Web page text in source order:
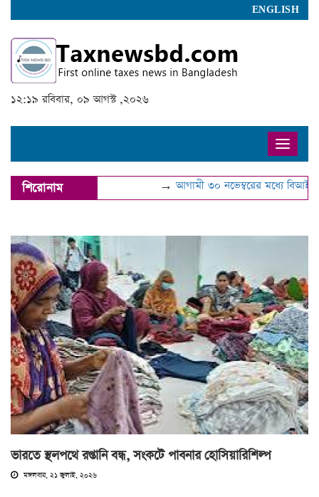
ENGLISH
১২:১৯ রবিবার, ০৯ আগস্ট ,২০২৬
Toggle
শিরোনাম আগামী ৩০ নভেম্বরের মধ্যে বিআইএন
ভারতে স্থলপথে রপ্তানি বন্ধ, সংকটে পাবনার হোসিয়ারিশিল্প
মঙ্গলবার, ২১ জুলাই, ২০২৬